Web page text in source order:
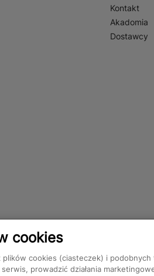
Kontakt
Akadomia
Dostawcy
cookies
cookies (ciasteczek) i
prowadzić działania